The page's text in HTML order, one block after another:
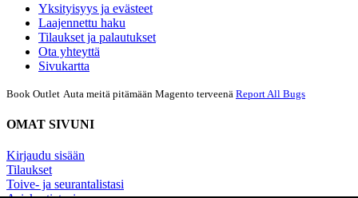
Yksityisyys ja evästeet
Laajennettu haku
Tilaukset ja palautukset
Ota yhteyttä
Sivukartta
Book Outlet Auta meitä pitämään Magento terveenä Report All Bugs
OMAT SIVUNI
Kirjaudu sisään
Tilaukset
Toive- ja seurantalistasi